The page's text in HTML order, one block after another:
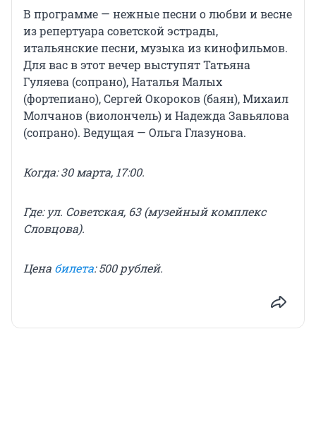
В программе — нежные песни о любви и весне
из репертуара советской эстрады,
итальянские песни, музыка из кинофильмов.
Для вас в этот вечер выступят Татьяна
Гуляева (сопрано), Наталья Малых
(фортепиано), Сергей Окороков (баян), Михаил
Молчанов (виолончель) и Надежда Завьялова
(сопрано). Ведущая — Ольга Глазунова.
Когда: 30 марта, 17:00.
Где: ул. Советская, 63 (музейный комплекс
Словцова).
Цена билета: 500 рублей.